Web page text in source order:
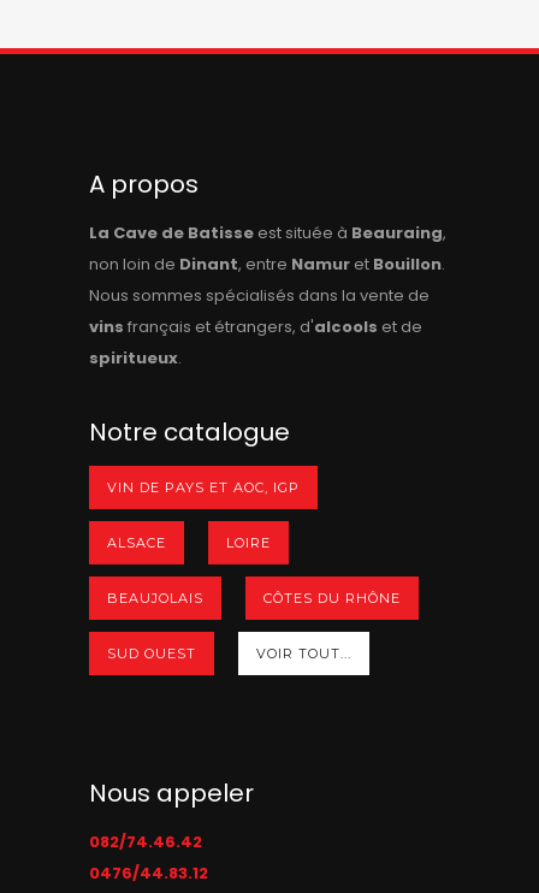
A propos
La Cave de Batisse est située à Beauraing,
non loin de Dinant, entre Namur et Bouillon.
Nous sommes spécialisés dans la vente de
vins français et étrangers, d'alcools et de
spiritueux.
Notre catalogue
VIN DE PAYS ET AOC, IGP
ALSACE LOIRE
BEAUJOLAIS CÔTES DU RHÔNE
SUD OUEST VOIR TOUT...
Nous appeler
082/74.46.42
0476/44.83.12